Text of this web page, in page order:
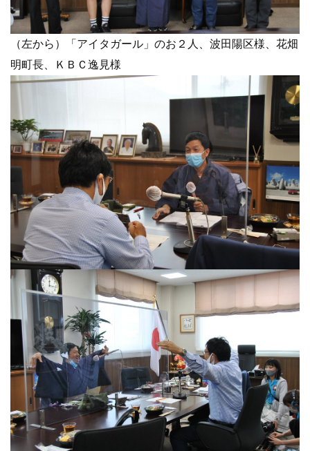
（左から）「アイタガール」のお２人、波田陽区様、花畑
明町長、ＫＢＣ逸見様